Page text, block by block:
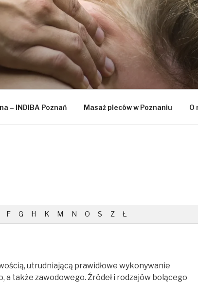
REHVOLTA
– INDIBA Poznań Masaż pleców w Poznaniu O
F G H K M N O S Z Ł
utrudniającą prawidłowe wykonywanie
a także zawodowego. Źródeł i rodzajów bolącego